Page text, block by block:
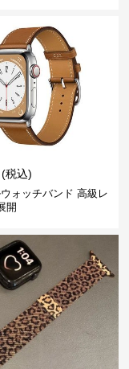
(税込)
ォッチバンド 高級レ
開